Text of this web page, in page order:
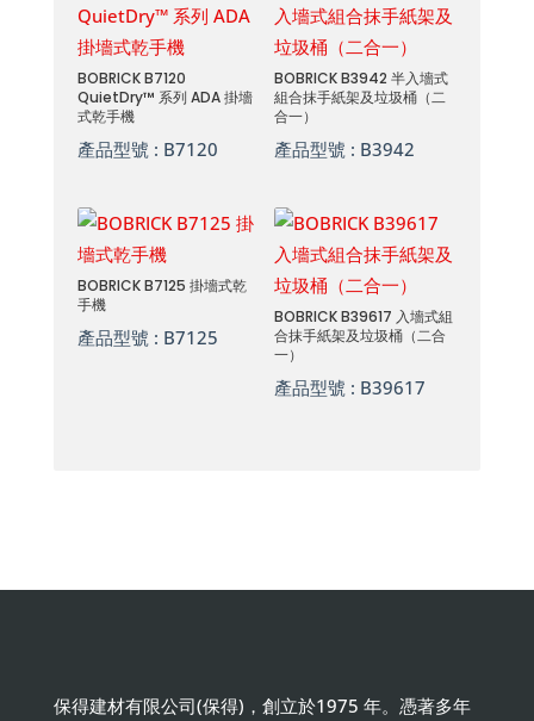
BOBRICK B7120
QuietDry™ 系列 ADA 掛墻
式乾手機
產品型號 : B7120
BOBRICK B3942 半入墻式
組合抹手紙架及垃圾桶（二
合一）
產品型號 : B3942
BOBRICK B7125 掛墻式乾
手機
產品型號 : B7125
BOBRICK B39617 入墻式組
合抹手紙架及垃圾桶（二合
一）
產品型號 : B39617
保得建材有限公司(保得)，創立於1975 年。憑著多年